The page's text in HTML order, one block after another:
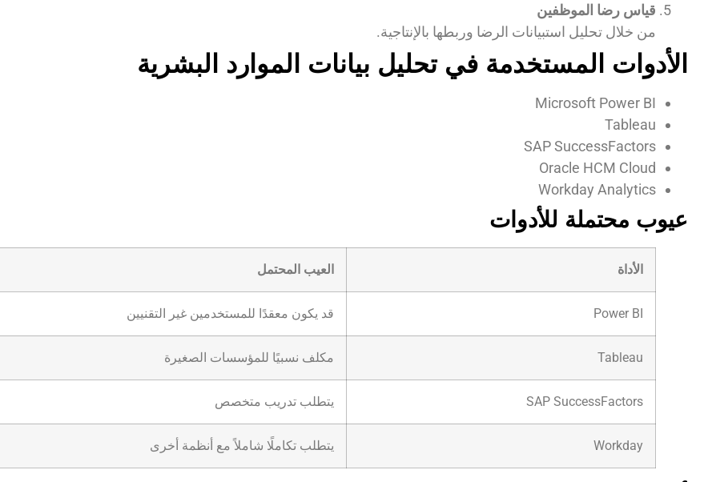
قياس رضا الموظفين
من خلال تحليل استبيانات الرضا وربطها بالإنتاجية.
الأدوات المستخدمة في تحليل بيانات الموارد البشرية
Microsoft Power BI
Tableau
SAP SuccessFactors
Oracle HCM Cloud
Workday Analytics
عيوب محتملة للأدوات
الأداة العيب المحتمل
Power BI قد يكون معقدًا للمستخدمين غير التقنيين
Tableau مكلف نسبيًا للمؤسسات الصغيرة
SAP SuccessFactors يتطلب تدريب متخصص
Workday يتطلب تكاملًا شاملاً مع أنظمة أخرى